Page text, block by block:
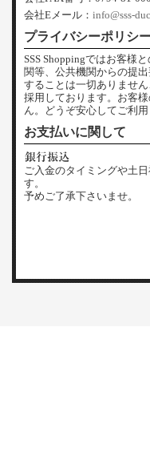
会社Eメール： info@sss-
プライバシーポリシ
SSS Shoppingではお客様
関等、公共機関からの提
することは一切ありませ
採用しております。お客
ん。どうぞ安心してご利用
お支払いに関して
ご入金のタイミングや土
す。
予めご了承下さいませ。